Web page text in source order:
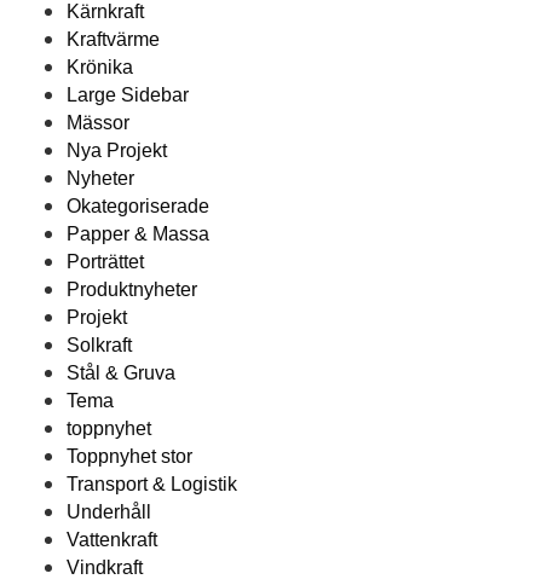
Kärnkraft
Kraftvärme
Krönika
Large Sidebar
Mässor
Nya Projekt
Nyheter
Okategoriserade
Papper & Massa
Porträttet
Produktnyheter
Projekt
Solkraft
Stål & Gruva
Tema
toppnyhet
Toppnyhet stor
Transport & Logistik
Underhåll
Vattenkraft
Vindkraft